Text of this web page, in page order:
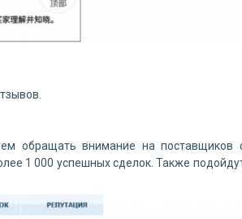
обращать внимание на поставщиков
1 000 успешных сделок. Также